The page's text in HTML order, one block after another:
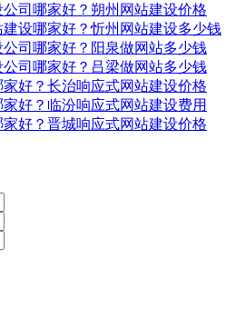
司哪家好？朔州网站建设价格
设哪家好？忻州网站建设多少钱
司哪家好？阳泉做网站多少钱
司哪家好？吕梁做网站多少钱
好？长治响应式网站建设价格
好？临汾响应式网站建设费用
好？晋城响应式网站建设价格